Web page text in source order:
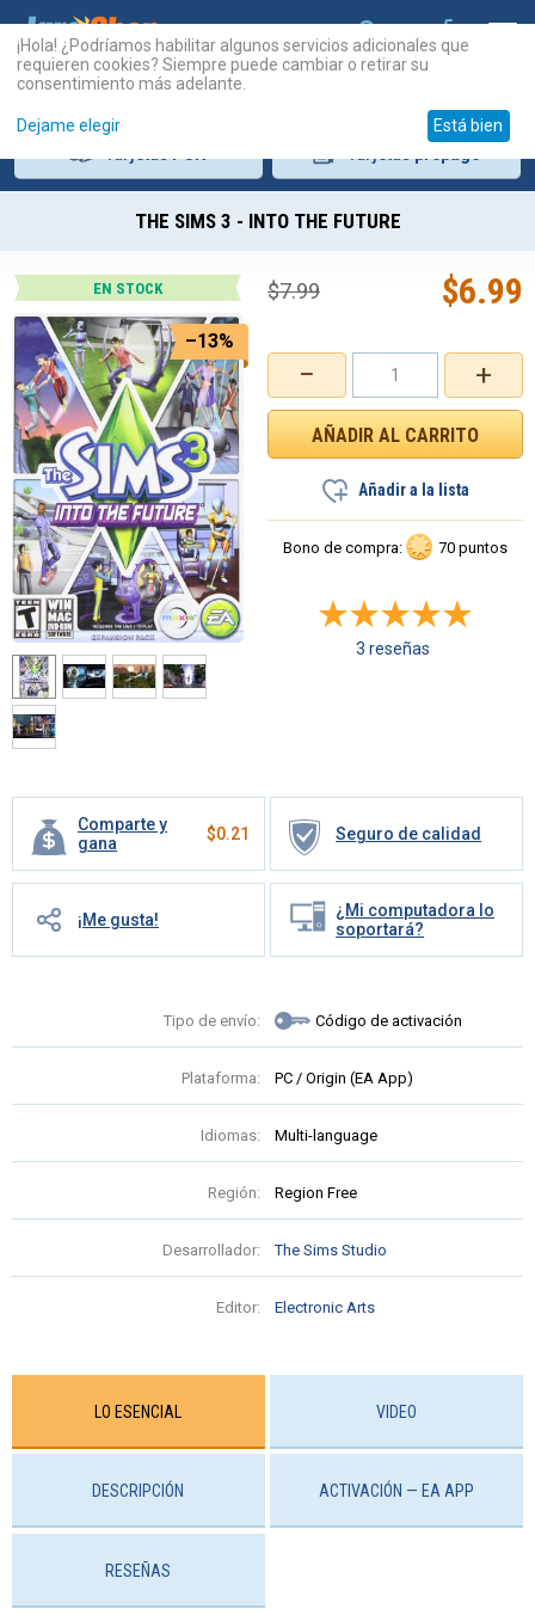
THE SIMS 3 - INTO THE FUTURE
EN STOCK
–13%
Comparte y
gana
$0.21 Seguro de calidad
¡Me gusta!
¿Mi computadora lo
soportará?
Tipo de envío: Código de activación
Plataforma: PC / Origin (EA App)
Idiomas: Multi-language
Región: Region Free
Desarrollador: The Sims Studio
Editor: Electronic Arts
+
−
$6.99
$7.99
Añadir a la lista
Bono de compra: 70 puntos
3 reseñas
LO ESENCIAL VIDEO
DESCRIPCIÓN ACTIVACIÓN — EA APP
RESEÑAS
¡Hola! ¿Podríamos habilitar algunos servicios adicionales que
requieren cookies? Siempre puede cambiar o retirar su
consentimiento más adelante.
Dejame elegir Está bien